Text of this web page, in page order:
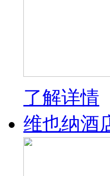
了解详情
维也纳酒